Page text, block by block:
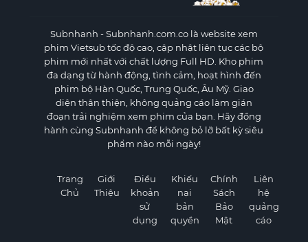
Subnhanh - Subnhanh.com.co là website xem
phim Vietsub tốc độ cao, cập nhật liên tục các bộ
phim mới nhất với chất lượng Full HD. Kho phim
đa dạng từ hành động, tình cảm, hoạt hình đến
phim bộ Hàn Quốc, Trung Quốc, Âu Mỹ. Giao
diện thân thiện, không quảng cáo làm gián
đoạn trải nghiệm xem phim của bạn. Hãy đồng
hành cùng Subnhanh để không bỏ lỡ bất kỳ siêu
phẩm nào mỗi ngày!
Trang
Chủ
Giới
Thiệu
Điều
khoản
sử
dụng
Khiếu
nại
bản
quyền
Chính
Sách
Bảo
Mật
Liên
hệ
quảng
cáo